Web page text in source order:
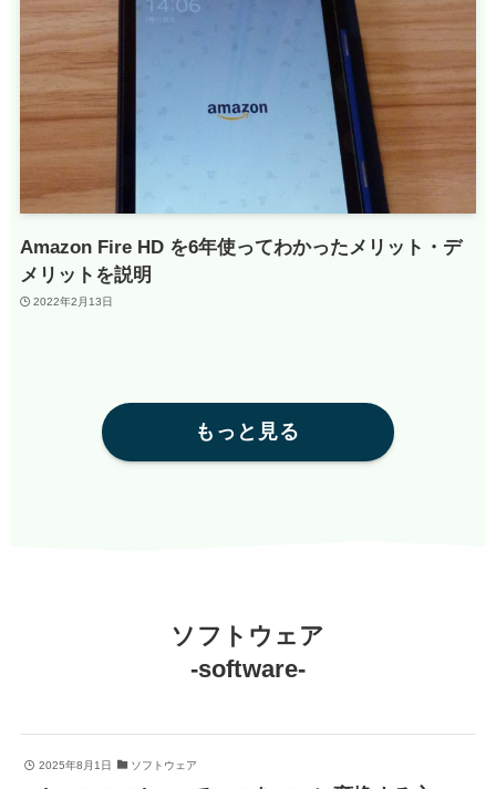
Amazon Fire HD を6年使ってわかったメリット・デ
メリットを説明
2022年2月13日
もっと見る
ソフトウェア
-software-
2025年8月1日 ソフトウェア